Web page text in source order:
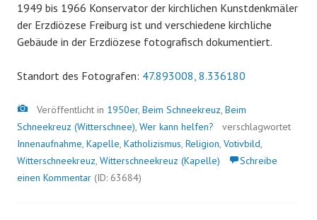
1949 bis 1966 Konservator der kirchlichen Kunstdenkmäler
der Erzdiözese Freiburg ist und verschiedene kirchliche
Gebäude in der Erzdiözese fotografisch dokumentiert.
Standort des Fotografen: 47.893008, 8.336180
Bild
Veröffentlicht in 1950er, Beim Schneekreuz, Beim
Schneekreuz (Witterschnee), Wer kann helfen?
verschlagwortet
Innenaufnahme, Kapelle, Katholizismus, Religion, Votivbild,
Witterschneekreuz, Witterschneekreuz (Kapelle)
Schreibe
einen Kommentar (ID: 63684)